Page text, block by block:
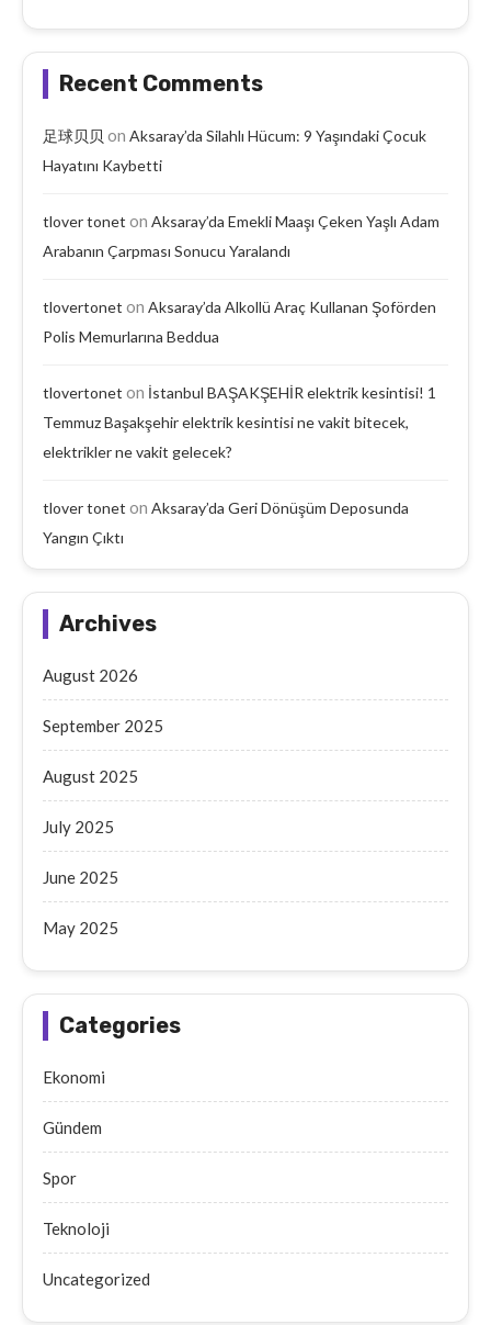
Recent Comments
足球贝贝 on Aksaray’da Silahlı Hücum: 9 Yaşındaki Çocuk
Hayatını Kaybetti
tlover tonet on Aksaray’da Emekli Maaşı Çeken Yaşlı Adam
Arabanın Çarpması Sonucu Yaralandı
tlovertonet on Aksaray’da Alkollü Araç Kullanan Şoförden
Polis Memurlarına Beddua
tlovertonet on İstanbul BAŞAKŞEHİR elektrik kesintisi! 1
Temmuz Başakşehir elektrik kesintisi ne vakit bitecek,
elektrikler ne vakit gelecek?
tlover tonet on Aksaray’da Geri Dönüşüm Deposunda
Yangın Çıktı
Archives
August 2026
September 2025
August 2025
July 2025
June 2025
May 2025
Categories
Ekonomi
Gündem
Spor
Teknoloji
Uncategorized